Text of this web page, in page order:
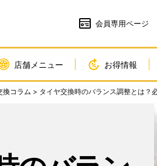
会員専用ページ
店舗メニュー お得情報
換コラム > タイヤ交換時のバランス調整とは？